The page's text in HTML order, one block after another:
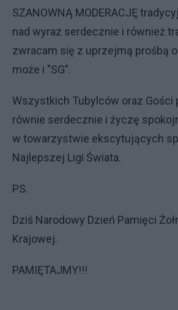
SZANOWNĄ MODERACJĘ
nad wyraz serdecznie i również
zwracam się z uprzejmą prośbą o
może i "SG".
Wszystkich Tubylców oraz Gości
równie serdecznie i życzę
w towarzystwie ekscytujących
Najlepszej Ligi Świata.
PS.
Dziś Narodowy Dzień Pamięci
Krajowej.
PAMIĘTAJMY!!!